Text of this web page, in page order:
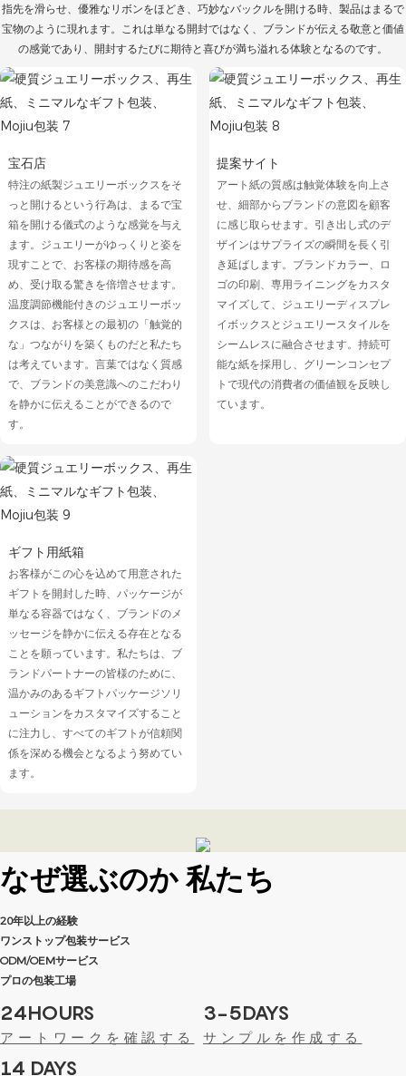
指先を滑らせ、優雅なリボンをほどき、巧妙なバックルを開ける時、製品はまるで
宝物のように現れます。これは単なる開封ではなく、ブランドが伝える敬意と価値
の感覚であり、開封するたびに期待と喜びが満ち溢れる体験となるのです。
宝石店
特注の紙製ジュエリーボックスをそ
っと開けるという行為は、まるで宝
箱を開ける儀式のような感覚を与え
ます。ジュエリーがゆっくりと姿を
現すことで、お客様の期待感を高
め、受け取る驚きを倍増させます。
温度調節機能付きのジュエリーボッ
クスは、お客様との最初の「触覚的
な」つながりを築くものだと私たち
は考えています。言葉ではなく質感
で、ブランドの美意識へのこだわり
を静かに伝えることができるので
す。
提案サイト
アート紙の質感は触覚体験を向上さ
せ、細部からブランドの意図を顧客
に感じ取らせます。引き出し式のデ
ザインはサプライズの瞬間を長く引
き延ばします。ブランドカラー、ロ
ゴの印刷、専用ライニングをカスタ
マイズして、ジュエリーディスプレ
イボックスとジュエリースタイルを
シームレスに融合させます。持続可
能な紙を採用し、グリーンコンセプ
トで現代の消費者の価値観を反映し
ています。
ギフト用紙箱
お客様がこの心を込めて用意された
ギフトを開封した時、パッケージが
単なる容器ではなく、ブランドのメ
ッセージを静かに伝える存在となる
ことを願っています。私たちは、ブ
ランドパートナーの皆様のために、
温かみのあるギフトパッケージソリ
ューションをカスタマイズすること
に注力し、すべてのギフトが信頼関
係を深める機会となるよう努めてい
ます。
なぜ選ぶのか 私たち
20年以上の経験
ワンストップ包装サービス
ODM/OEMサービス
プロの包装工場
24HOURS
アートワークを確認する
3-5DAYS
サンプルを作成する
14 DAYS